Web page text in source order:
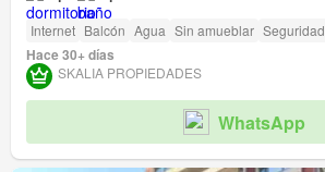
Internet Balcón Agua Sin amueblar Seguridad
Hace 30+ días
SKALIA PROPIEDADES
WhatsApp